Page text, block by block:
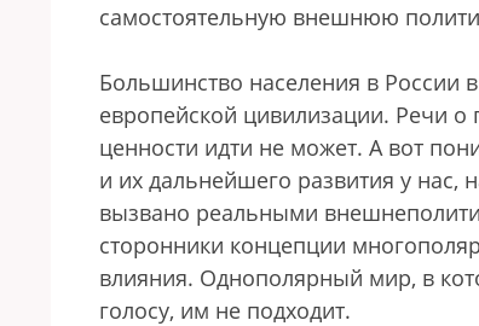
самостоятельную внешнюю
Большинство населения в России
европейской цивилизации. Речи о
ценности идти не может. А вот
и их дальнейшего развития у нас,
вызвано реальными
сторонники концепции
влияния. Однополярный мир, в
голосу, им не подходит.